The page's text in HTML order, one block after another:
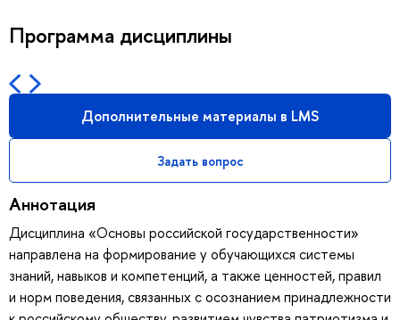
Программа дисциплины
Дополнительные материалы в LMS
Задать вопрос
Аннотация
Дисциплина «Основы российской государственности»
направлена на формирование у обучающихся системы
знаний, навыков и компетенций, а также ценностей, правил
и норм поведения, связанных с осознанием принадлежности